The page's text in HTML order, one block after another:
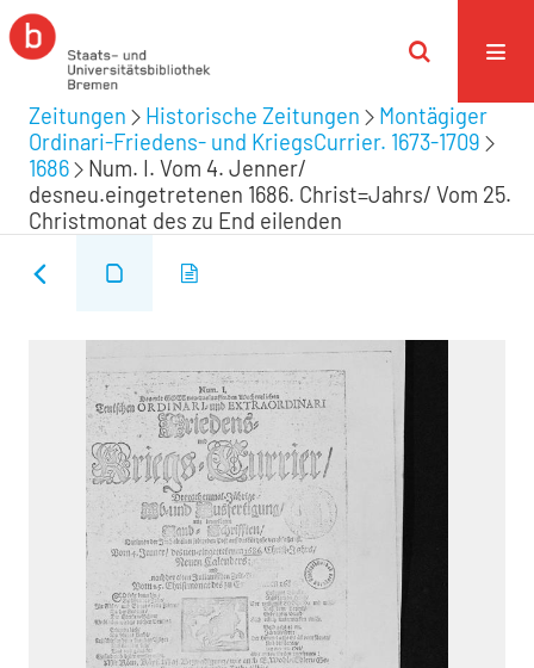
Zeitungen Historische Zeitungen
Montägiger
Ordinari-Friedens- und KriegsCurrier. 1673-1709
1686
Num. I. Vom 4. Jenner/
desneu.eingetretenen 1686. Christ=Jahrs/ Vom 25.
Christmonat des zu End eilenden